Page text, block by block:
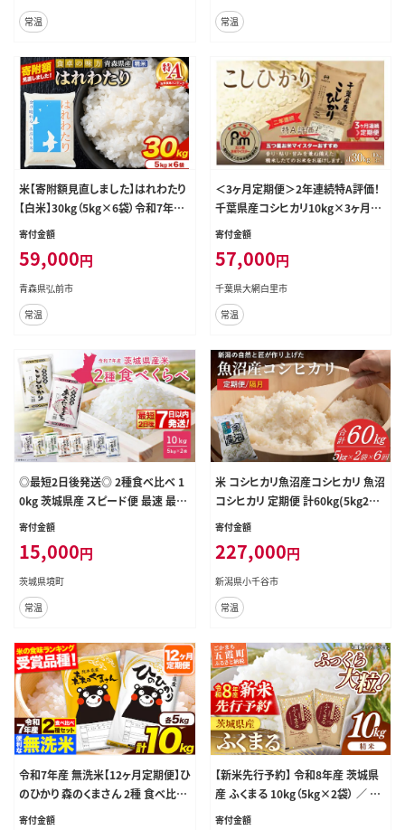
常温
常温
米【寄附額見直しました】はれわたり
【白米】30kg（5kg×6袋）令和7年産
特A 青森県産 [米 はれわたり 白米
寄付金額
59,000円
青森県弘前市
常温
＜3ヶ月定期便＞2年連続特A評価！
千葉県産コシヒカリ10kg×3ヶ月連
続 計30kg ふるさと納税 米 お米 定
網白里市コシヒカリ 精米 こめ 送料
無料 E020
寄付金額
57,000円
千葉県大網白里市
常温
◎最短2日後発送◎ 2種食べ比べ 1
0kg 茨城県産 スピード便 最速 最短
米 精米 小分け 2025年産【令和7年
寄付金額
15,000円
茨城県境町
常温
米 コシヒカリ魚沼産コシヒカリ 魚沼
コシヒカリ 定期便 計60kg(5kg2袋
×6回) 隔月お届け 令和8年産 先行
ひかり 魚沼こしひかり 新潟県産コシ
ヒカリ 新潟産コシヒカリ 新潟県産こ
しひかり こしひかり 新潟産こしひか
り 新潟こしひかり 新潟コシヒカリ お
新潟県 小千谷市 【0002-KY17DB0
0】
寄付金額
227,000円
新潟県小千谷市
常温
令和7年産 無洗米【12ヶ月定期便】ひ
のひかり 森のくまさん 2種 食べ比べ
10kg (5kg × 2袋) 計12回お届け
寄付金額
【新米先行予約】 令和8年産 茨城県
産 ふくまる 10kg（5kg×2袋） ／ 新
米 先行受付 先行予約 2026年 米 お
寄付金額